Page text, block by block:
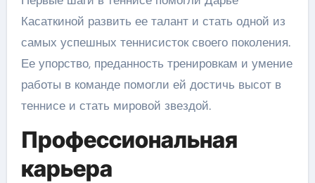
Касаткиной развить ее талант и стать одной из
самых успешных теннисисток своего поколения.
Ее упорство, преданность тренировкам и умение
работы в команде помогли ей достичь высот в
теннисе и стать мировой звездой.
Профессиональная
карьера